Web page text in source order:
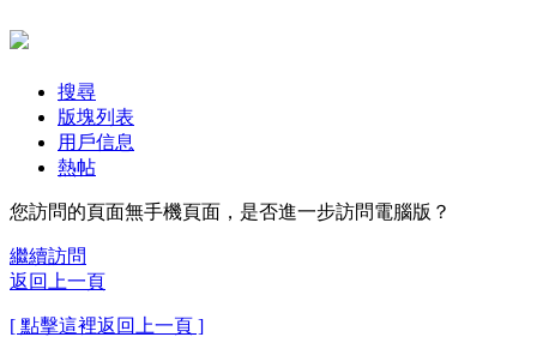
搜尋
版塊列表
用戶信息
熱帖
您訪問的頁面無手機頁面，是否進一步訪問電腦版？
繼續訪問
返回上一頁
[ 點擊這裡返回上一頁 ]